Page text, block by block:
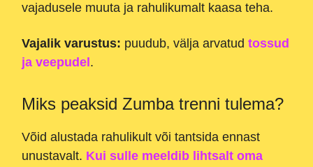
vajadusele muuta ja rahulikumalt kaasa teha.
Vajalik varustus: puudub, välja arvatud tossud
ja veepudel .
Miks peaksid Zumba trenni tulema?
Võid alustada rahulikult või tantsida ennast
unustavalt. Kui sulle meeldib lihtsalt oma